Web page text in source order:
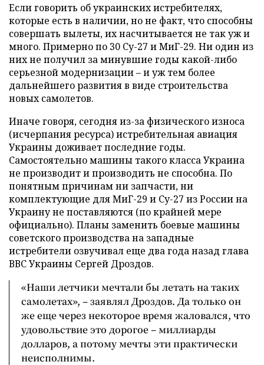
Если говорить об украинских истребителях,
которые есть в наличии, но не факт, что способны
совершать вылеты, их насчитывается не так уж и
много. Примерно по 30 Су-27 и МиГ-29. Ни один из
них не получил за минувшие годы какой-либо
серьезной модернизации – и уж тем более
дальнейшего развития в виде строительства
новых самолетов.
Иначе говоря, сегодня из-за физического износа
(исчерпания ресурса) истребительная авиация
Украины доживает последние годы.
Самостоятельно машины такого класса Украина
не производит и производить не способна. По
понятным причинам ни запчасти, ни
комплектующие для МиГ-29 и Су-27 из России на
Украину не поставляются (по крайней мере
официально). Планы заменить боевые машины
советского производства на западные
истребители озвучивал еще два года назад глава
ВВС Украины Сергей Дроздов.
«Наши летчики мечтали бы летать на таких
самолетах», – заявлял Дроздов. Да только он
же еще через некоторое время жаловался, что
удовольствие это дорогое – миллиарды
долларов, а потому мечты эти практически
неисполнимы.